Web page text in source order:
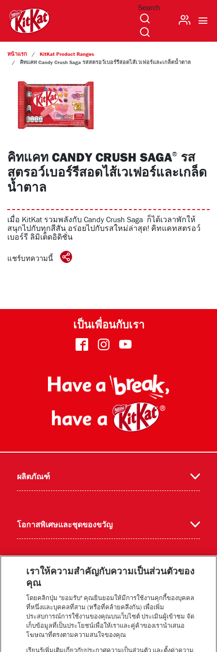
Search
บัญชีผู้ใช้
หน้าแรก
KitKat Product Ranges
คิทแคท Candy Crush Saga รสสตรอว์เบอร์รีสอดไส้เวเฟอร์และเกล็ดน้ำตาล
คิทแคท CANDY CRUSH SAGA® รส
สตรอว์เบอร์รีสอดไส้เวเฟอร์และเกล็ด
น้ำตาล
เมื่อ KitKat รวมพลังกับ Candy Crush Saga ก็ได้เวลาพักให้
สนุกไปกับทุกสีสัน อร่อยไปกับรสใหม่ล่าสุด! คิทแคทสตรอว์
เบอร์รี ลิมิเต็ดอิดิชั่น
แชร์บทความนี้
เป็นเพื่อนกับเรา
เฟส อินส
แกร
ยูทูป
ผลิตภัณฑ์
โอกาสพิเศษและชุดของขวัญ
เกี่ยวกับคิทแคท
สูตรอาหาร และไอเดียสนุกๆ
เราให้ความสำคัญกับความเป็นส่วนตัวของ
คุณ
โดยคลิกปุ่ม "ยอมรับ" คุณยินยอมให้มีการใช้งานคุกกี้ของบุคคล
ที่หนึ่งและบุคคลที่สาม (หรือที่คล้ายคลึงกัน) เพื่อเพิ่ม
ประสบการณ์การใช้งานของคุณบนเว็บไซต์ ประเมินผู้เข้าชม จัด
เก็บข้อมูลที่เป็นประโยชน์เพื่อให้เราและคู่ค้าของเรานำเสนอ
โฆษณาที่ตรงตามความสนใจของคุณ
เรียนรู้เพิ่มเติมเกี่ยวกับประกาศความเป็นส่วนตัว และตั้งค่าความ